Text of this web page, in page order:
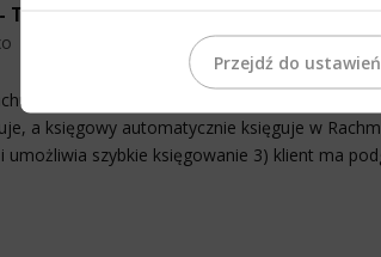
e-biuro rachunkowe
i ich klientów, zintegrowana z
a księgowy automatycznie księguje w
szybkie księgowanie 3) klient ma
Przejdź do ustawień